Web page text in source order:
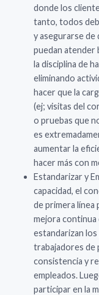
donde los
tanto, todos
y asegurarse de
puedan atender
la disciplina de
eliminando
hacer que la
(ej; visitas del
o pruebas que
es
aumentar la
hacer más con
Estandarizar y
capacidad, el
de primera línea
mejora continua
estandarizan
trabajadores de
consistencia y
empleados.
participar en la